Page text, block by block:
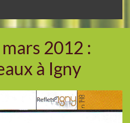
2012 :
à Igny